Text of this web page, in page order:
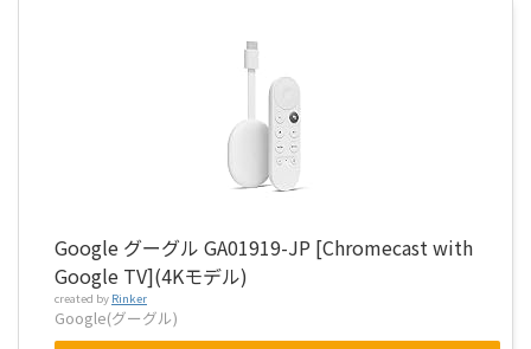
Google グーグル GA01919-JP [Chromecast with
Google TV](4Kモデル)
created by Rinker
Google(グーグル)